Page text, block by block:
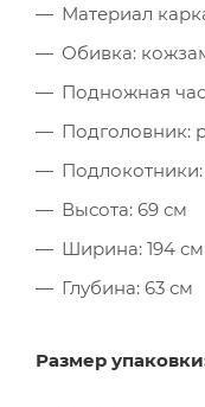
Материал
Обивка:
Подножная
Подголовник:
Высота: 69 см
Ширина: 194 см
Глубина: 63 см
Размер